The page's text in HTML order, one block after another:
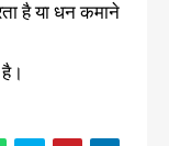
है या धन कमाने